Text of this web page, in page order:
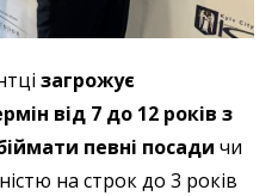
загрожує
від 7 до 12 років з
певні посади чи
на строк до 3 років